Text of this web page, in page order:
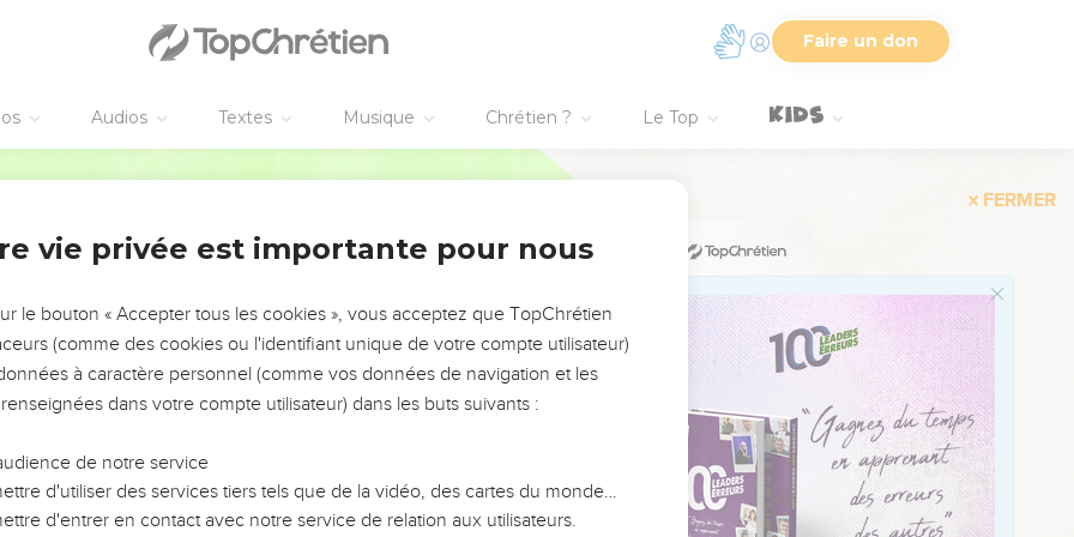
Faire un don
Audios Textes Musique Chrétien ? Le Top
Beth-Cheân et ses dépendances, Taanak et ses dépendances, Meguiddo et
ses dépendances. Ce fut dans ces (villes) qu’habitèrent les fils de Joseph, fils d’Israël.
Malkiel. Ce dernier est le père de Birzavith.
Chomer, Hotam et leur sœur Choua.
Bimhal et Achvath. Ce sont là les fils de Yaphleth.
Houbba et Aram.
: Tsophah, Yimna, Chélech et Amal.
Harnépher, Choual, Béri, Yimra,
Chilcha, Yitrân et Beéra.
et Ritsya.
d’Aser, chefs de leurs familles, hommes d’élite et vaillants, chefs des princes,
vie privée est importante pour nous
le bouton « Accepter tous les cookies », vous acceptez que TopChrétien
(comme des cookies ou l'identifiant unique de votre compte utilisateur)
à caractère personnel (comme vos données de navigation et les
dans votre compte utilisateur) dans les buts suivants :
de notre service
d'utiliser des services tiers tels que de la vidéo, des cartes du monde…
d'entrer en contact avec notre service de relation aux utilisateurs.